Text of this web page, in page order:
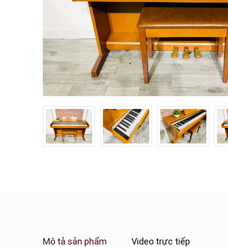
Mô tả sản phẩm Video trực tiếp